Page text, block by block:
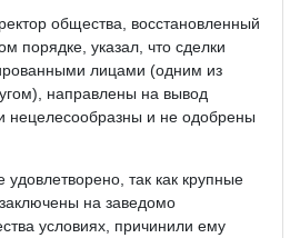
общества, восстановленный
порядке, указал, что сделки
лицами (одним из
направлены на вывод
нецелесообразны и не одобрены
удовлетворено, так как крупные
на заведомо
условиях, причинили ему